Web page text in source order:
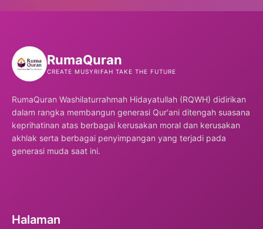
RumaQuran
CREATE MUSYRIFAH TAKE THE FUTURE
RumaQuran Washilaturrahmah Hidayatullah (RQWH) didirikan
dalam rangka membangun generasi Qur'ani ditengah suasana
keprihatinan atas berbagai kerusakan moral dan kerusakan
akhlak serta berbagai penyimpangan yang terjadi pada
generasi muda saat ini.
Halaman